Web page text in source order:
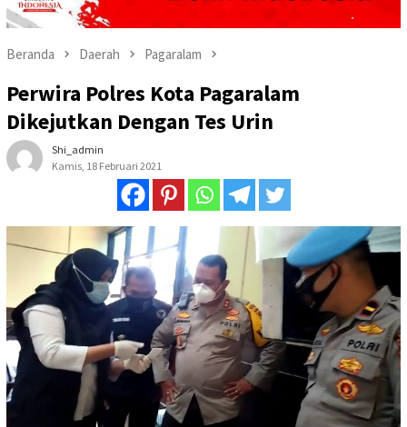
Beranda Daerah Pagaralam
Perwira Polres Kota Pagaralam
Dikejutkan Dengan Tes Urin
Shi_admin
Kamis, 18 Februari 2021